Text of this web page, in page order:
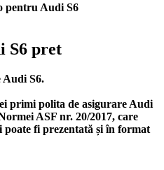
pentru Audi S6
S6 pret
Audi S6.
primi polita de asigurare Audi
ASF nr. 20/2017, care
poate fi prezentată și în format